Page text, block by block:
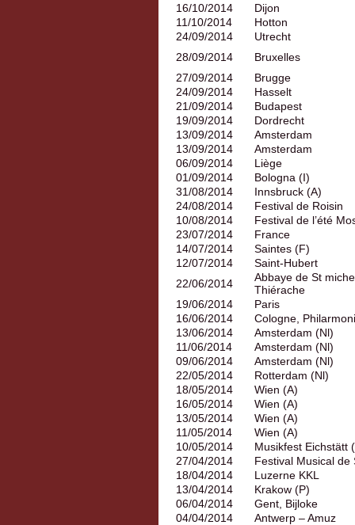
16/10/2014
Dijon
11/10/2014
Hotton
24/09/2014
Utrecht
28/09/2014
Bruxelles
27/09/2014
Brugge
24/09/2014
Hasselt
21/09/2014
Budapest
19/09/2014
Dordrecht
13/09/2014
Amsterdam
13/09/2014
Amsterdam
06/09/2014
Liège
01/09/2014
Bologna (I)
31/08/2014
Innsbruck (A)
24/08/2014
Festival de Roisin
10/08/2014
Festival de l’été
23/07/2014
France
14/07/2014
Saintes (F)
12/07/2014
Saint-Hubert
22/06/2014
Abbaye de St
Thiérache
19/06/2014
Paris
16/06/2014
Cologne,
13/06/2014
Amsterdam (Nl)
11/06/2014
Amsterdam (Nl)
09/06/2014
Amsterdam (Nl)
22/05/2014
Rotterdam (Nl)
18/05/2014
Wien (A)
16/05/2014
Wien (A)
13/05/2014
Wien (A)
11/05/2014
Wien (A)
10/05/2014
Musikfest Eichstätt
27/04/2014
Festival Musical de
18/04/2014
Luzerne KKL
13/04/2014
Krakow (P)
06/04/2014
Gent, Bijloke
04/04/2014
Antwerp – Amuz